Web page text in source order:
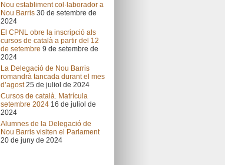
Nou establiment col·laborador a
Nou Barris 30 de setembre de
2024
El CPNL obre la inscripció als
cursos de català a partir del 12
de setembre 9 de setembre de
2024
La Delegació de Nou Barris
romandrà tancada durant el mes
d’agost 25 de juliol de 2024
Cursos de català. Matrícula
setembre 2024 16 de juliol de
2024
Alumnes de la Delegació de
Nou Barris visiten el Parlament
20 de juny de 2024